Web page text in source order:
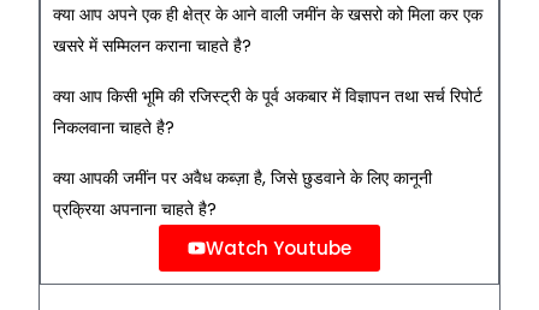
क्या आप अपने एक ही क्षेत्र के आने वाली जमींन के खसरो को मिला कर एक
खसरे में सम्मिलन कराना चाहते है?
क्या आप किसी भूमि की रजिस्ट्री के पूर्व अकबार में विज्ञापन तथा सर्च रिपोर्ट
निकलवाना चाहते है?
क्या आपकी जमींन पर अवैध कब्ज़ा है, जिसे छुडवाने के लिए कानूनी
प्रक्रिया अपनाना चाहते है?
Watch Youtube